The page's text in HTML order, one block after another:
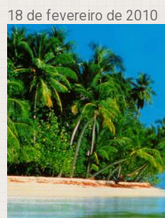
18 de fevereiro de 2010